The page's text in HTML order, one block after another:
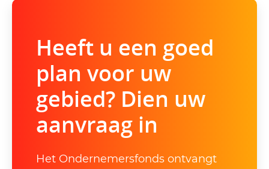
Heeft u een goed
plan voor uw
gebied? Dien uw
aanvraag in
Het Ondernemersfonds ontvangt